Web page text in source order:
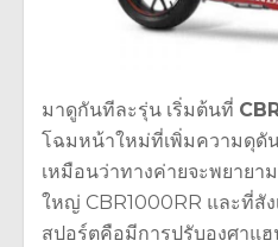
มาดูกันทีละรุ่น เริ่มต้นที่
โฉมหน้าใหม่ที่เพิ่มความดุดั
เหมือนว่าทางค่ายจะพยาย
ใหญ่ CBR1000RR และที่สั
สปอร์ตคือมีการปรับองศาแ